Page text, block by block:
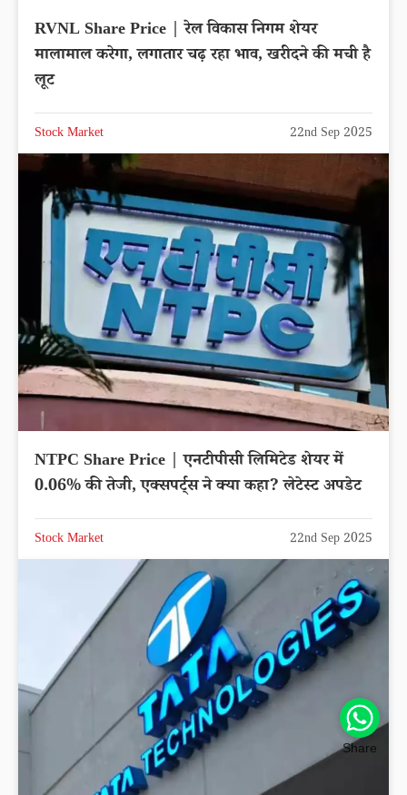
RVNL Share Price | रेल विकास निगम शेयर
मालामाल करेगा, लगातार चढ़ रहा भाव, खरीदने की मची है
लूट
Stock Market 22nd Sep 2025
NTPC Share Price | एनटीपीसी लिमिटेड शेयर में
0.06% की तेजी, एक्सपर्ट्स ने क्या कहा? लेटेस्ट अपडेट
Stock Market 22nd Sep 2025
Share